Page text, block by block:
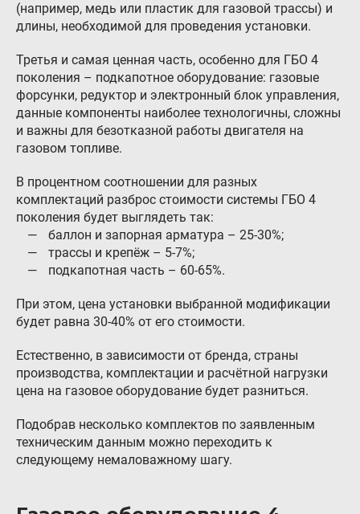
Подпишитесь на нашу рассылку:
Email
Подписаться
(например, медь или пластик для газовой трассы) и
длины, необходимой для проведения установки.
Третья и самая ценная часть, особенно для ГБО 4
поколения – подкапотное оборудование: газовые
форсунки, редуктор и электронный блок управления,
данные компоненты наиболее технологичны, сложны
и важны для безотказной работы двигателя на
газовом топливе.
В процентном соотношении для разных
комплектаций разброс стоимости системы ГБО 4
поколения будет выглядеть так:
баллон и запорная арматура – 25-30%;
трассы и крепёж – 5-7%;
подкапотная часть – 60-65%.
При этом, цена установки выбранной модификации
будет равна 30-40% от его стоимости.
Естественно, в зависимости от бренда, страны
производства, комплектации и расчётной нагрузки
цена на газовое оборудование будет разниться.
Подобрав несколько комплектов по заявленным
техническим данным можно переходить к
следующему немаловажному шагу.